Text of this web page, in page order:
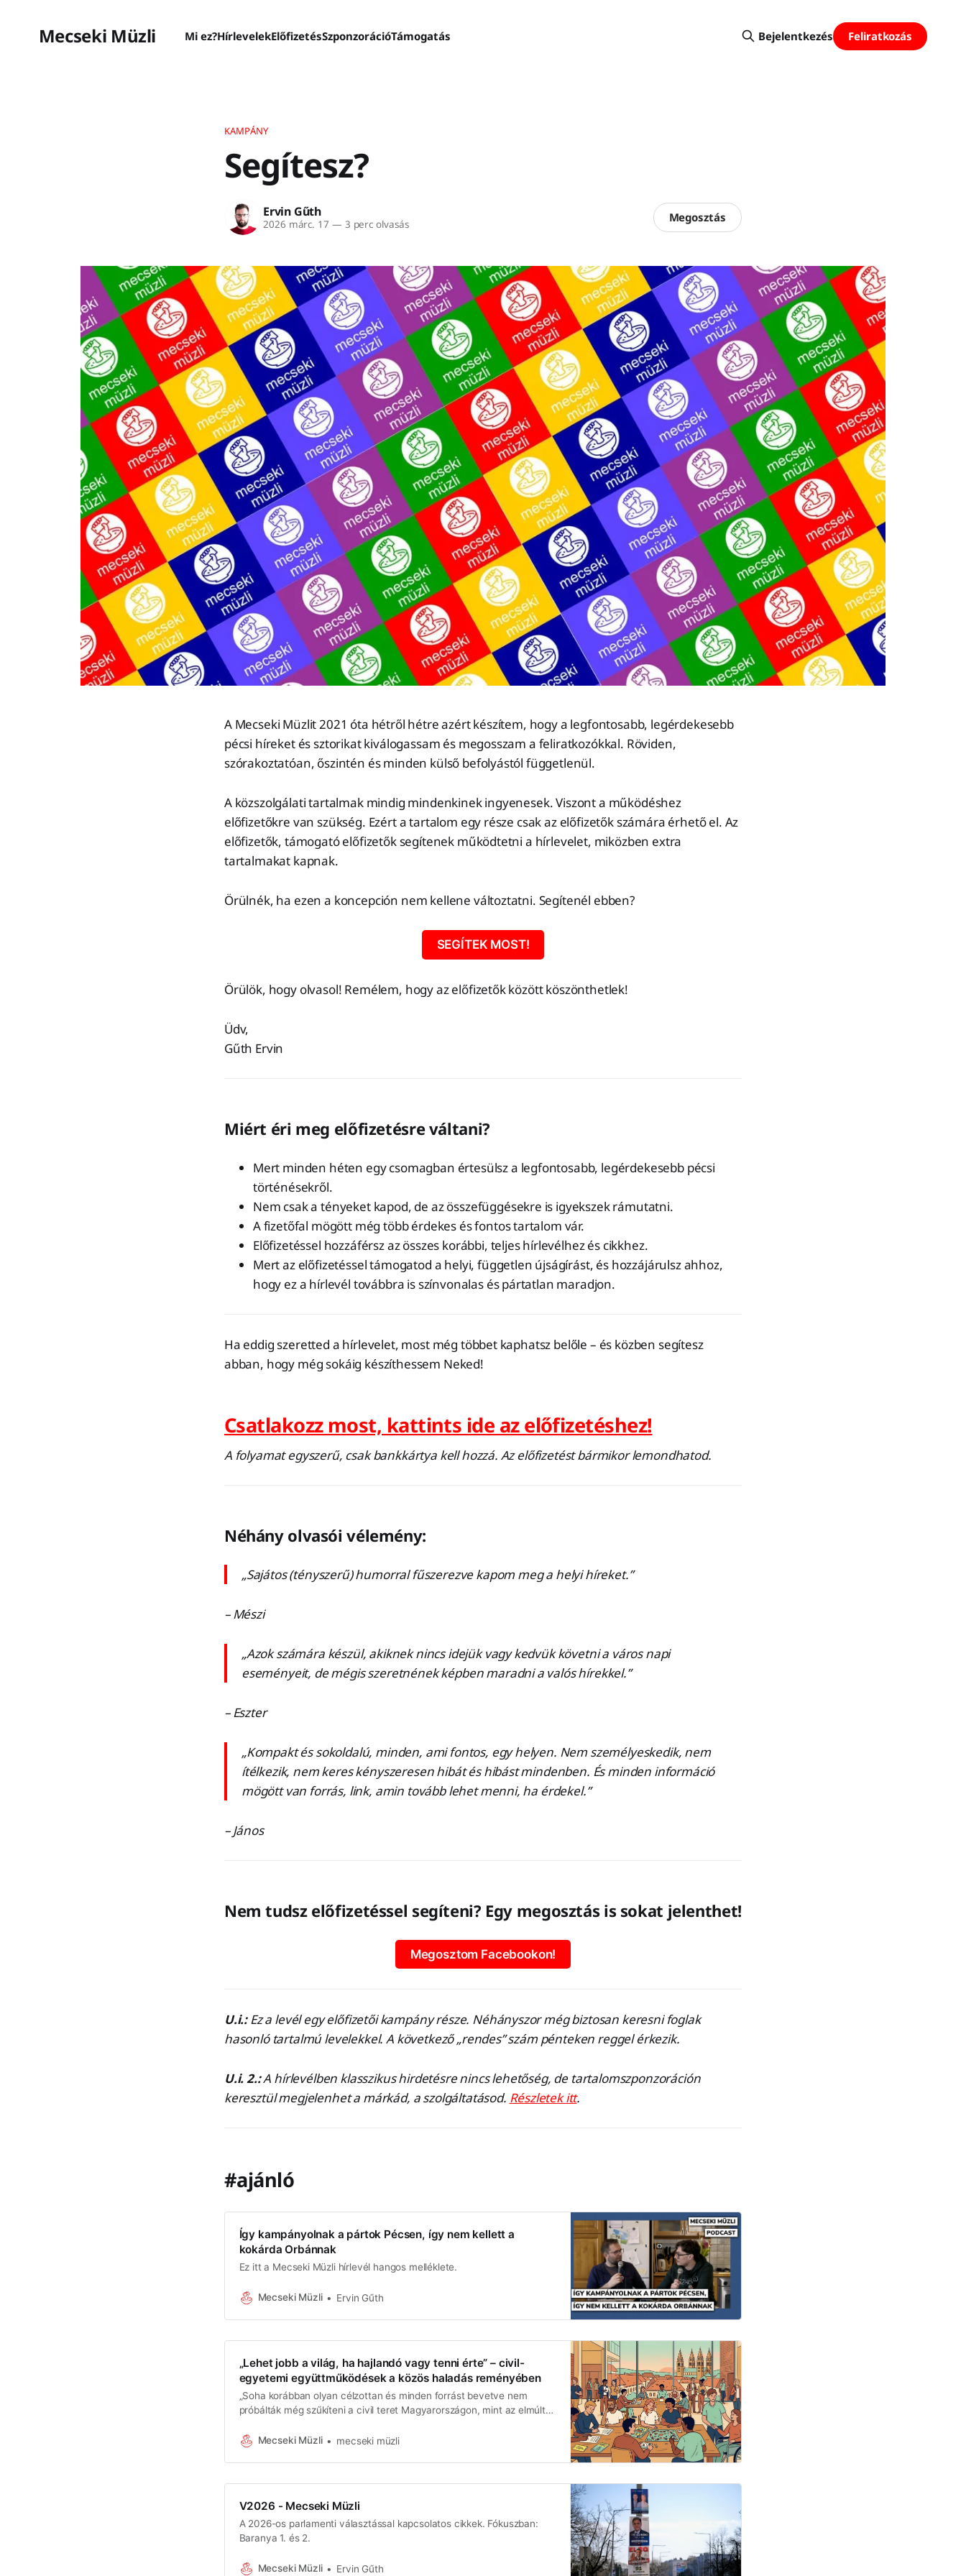
Mecseki Müzli Mi ez?HírlevelekElőfizetésSzponzorációTámogatás Bejelentkezés Feliratkozás
KAMPÁNY
Segítesz?
Ervin Gűth
2026 márc. 17 — 3 perc olvasás Megosztás
A Mecseki Müzlit 2021 óta hétről hétre azért készítem, hogy a legfontosabb, legérdekesebb
pécsi híreket és sztorikat kiválogassam és megosszam a feliratkozókkal. Röviden,
szórakoztatóan, őszintén és minden külső befolyástól függetlenül.
A közszolgálati tartalmak mindig mindenkinek ingyenesek. Viszont a működéshez
előfizetőkre van szükség. Ezért a tartalom egy része csak az előfizetők számára érhető el. Az
előfizetők, támogató előfizetők segítenek működtetni a hírlevelet, miközben extra
tartalmakat kapnak.
Örülnék, ha ezen a koncepción nem kellene változtatni. Segítenél ebben?
SEGÍTEK MOST!
Örülök, hogy olvasol! Remélem, hogy az előfizetők között köszönthetlek!
Üdv,
Gűth Ervin
Miért éri meg előfizetésre váltani?
Mert minden héten egy csomagban értesülsz a legfontosabb, legérdekesebb pécsi
történésekről.
Nem csak a tényeket kapod, de az összefüggésekre is igyekszek rámutatni.
A fizetőfal mögött még több érdekes és fontos tartalom vár.
Előfizetéssel hozzáférsz az összes korábbi, teljes hírlevélhez és cikkhez.
Mert az előfizetéssel támogatod a helyi, független újságírást, és hozzájárulsz ahhoz,
hogy ez a hírlevél továbbra is színvonalas és pártatlan maradjon.
Ha eddig szeretted a hírlevelet, most még többet kaphatsz belőle – és közben segítesz
abban, hogy még sokáig készíthessem Neked!
Csatlakozz most, kattints ide az előfizetéshez!
A folyamat egyszerű, csak bankkártya kell hozzá. Az előfizetést bármikor lemondhatod.
Néhány olvasói vélemény:
„Sajátos (tényszerű) humorral fűszerezve kapom meg a helyi híreket.”
– Mészi
„Azok számára készül, akiknek nincs idejük vagy kedvük követni a város napi
eseményeit, de mégis szeretnének képben maradni a valós hírekkel.”
– Eszter
„Kompakt és sokoldalú, minden, ami fontos, egy helyen. Nem személyeskedik, nem
ítélkezik, nem keres kényszeresen hibát és hibást mindenben. És minden információ
mögött van forrás, link, amin tovább lehet menni, ha érdekel.”
– János
Nem tudsz előfizetéssel segíteni? Egy megosztás is sokat jelenthet!
Megosztom Facebookon!
U.i.:Ez a levél egy előfizetői kampány része. Néhányszor még biztosan keresni foglak
hasonló tartalmú levelekkel. A következő „rendes” szám pénteken reggel érkezik.
U.i. 2.:A hírlevélben klasszikus hirdetésre nincs lehetőség, de tartalomszponzoráción
keresztül megjelenhet a márkád, a szolgáltatásod. Részletek itt.
#ajánló
Így kampányolnak a pártok Pécsen, így nem kellett a
kokárda Orbánnak
Ez itt a Mecseki Müzli hírlevél hangos melléklete.
Mecseki Müzli Ervin Gűth
„Lehet jobb a világ, ha hajlandó vagy tenni érte” – civil-
egyetemi együttműködések a közös haladás reményében
„Soha korábban olyan célzottan és minden forrást bevetve nem
próbálták még szűkíteni a civil teret Magyarországon, mint az elmúlt
Mecseki Müzli
mecseki müzli
V2026 - Mecseki Müzli
A 2026-os parlamenti választással kapcsolatos cikkek. Fókuszban:
Baranya 1. és 2.
Mecseki Müzli Ervin Gűth